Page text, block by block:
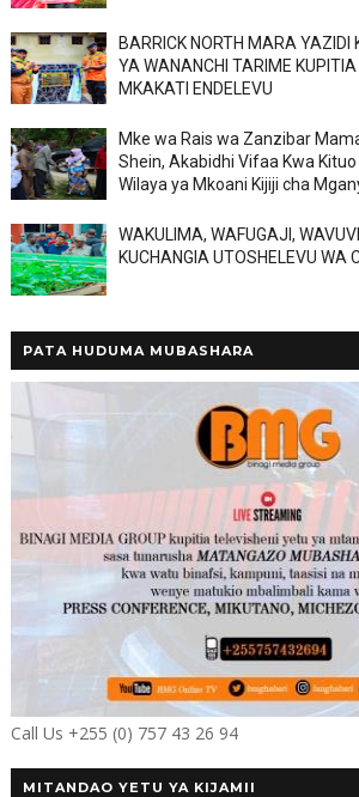
BARRICK NORTH MARA YAZIDI
YA WANANCHI TARIME
MKAKATI ENDELEVU
Mke wa Rais wa Zanzibar
Shein, Akabidhi Vifaa Kwa
Wilaya ya Mkoani Kijiji cha
WAKULIMA, WAFUGAJI,
KUCHANGIA UTOSHELEVU WA
PATA HUDUMA MUBASHARA
Call Us +255 (0) 757 43 26 94
MITANDAO YETU YA KIJAMII